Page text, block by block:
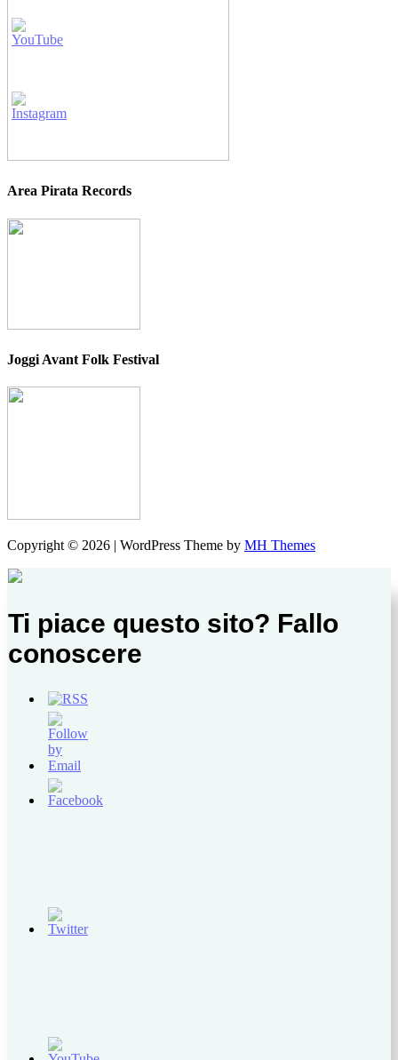
Area Pirata Records
Joggi Avant Folk Festival
Copyright © 2026 | WordPress Theme by MH Themes
Ti piace questo sito? Fallo
conoscere